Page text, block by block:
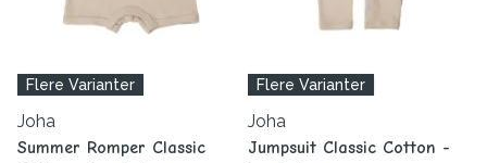
Flere Varianter
Joha
Summer Romper Classic
Flere Varianter
Joha
Jumpsuit Classic Cotton -